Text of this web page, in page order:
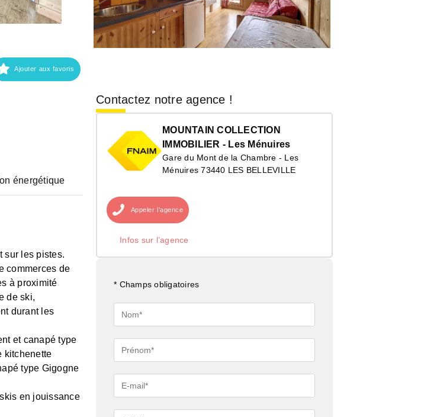
Ajouter aux favoris
énergétique
sur les pistes.
commerces de
à proximité
de ski,
durant les
et canapé type
kitchenette
type Gigogne
en jouissance
Contactez notre agence !
MOUNTAIN COLLECTION
IMMOBILIER - Les Ménuires
Gare du Mont de la Chambre - Les
Ménuires 73440 LES BELLEVILLE
Appeler l’agence
Infos sur l’agence
* Champs obligatoires
Nom*
Prénom*
E-
mail*